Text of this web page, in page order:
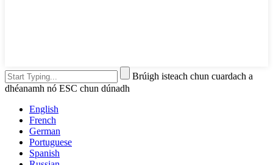
Brúigh isteach chun cuardach a
dhéanamh nó ESC chun dúnadh
English
French
German
Portuguese
Spanish